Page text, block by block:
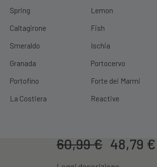
Spring
Caltagirone
Smeraldo
Granada
Portofino
La Costiera
Lemon
Fish
Ischia
Portocervo
Forte dei Marmi
Reactive
SCOPRI|SPEDIZIONE GRATUITA CON UN
Set 18 Piatti
60,99€ Il
48,79 €